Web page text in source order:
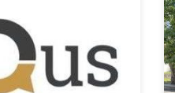
Hour, sob o tema “Taking part in
opportunities”, que teve como
benefícios e oportunidades que a
à UMinho, a Coordenadora